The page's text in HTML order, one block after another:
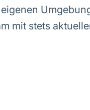
mit stets